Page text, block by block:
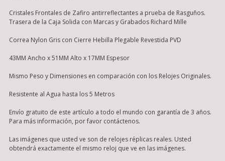
Cristales Frontales de Zafiro antirreflectantes a prueba de Rasguños.
Trasera de la Caja Solida con Marcas y Grabados Richard Mille
Correa Nylon Gris con Cierre Hebilla Plegable Revestida PVD
43MM Ancho x 51MM Alto x 17MM Espesor
Mismo Peso y Dimensiones en comparación con los Relojes Originales.
Resistente al Agua hasta los 5 Metros
Envío gratuito de este artículo a todo el mundo con garantía de 3 años.
Para más información, por favor contáctenos.
Las imágenes que usted ve son de relojes réplicas reales. Usted
obtendrá exactamente el mismo reloj que ve en las imágenes.